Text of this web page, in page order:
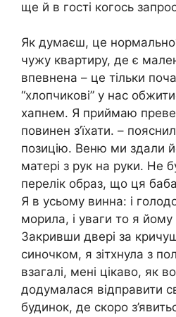
ще й в гості когось
Як думаєш, це
чужу квартиру, де є
впевнена – це тільки
“хлопчикові” у нас
хапнем. Я приймаю
повинен з’їхати. –
позицію. Веню ми здали
матері з рук на руки. Не
перелік образ, що ця
Я в усьому винна: і
морила, і уваги то я йому
Закривши двері за
синочком, я зітхнула з
взагалі, мені цікаво, як
додумалася відправити
будинок, де скоро